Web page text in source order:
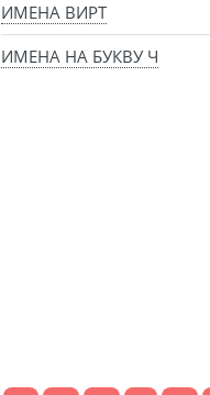
ИМЕНА ВИРТ
ИМЕНА НА БУКВУ Ч